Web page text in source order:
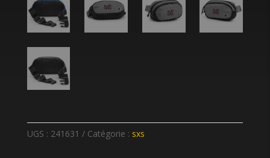
UGS : 241631 Catégorie : sxs